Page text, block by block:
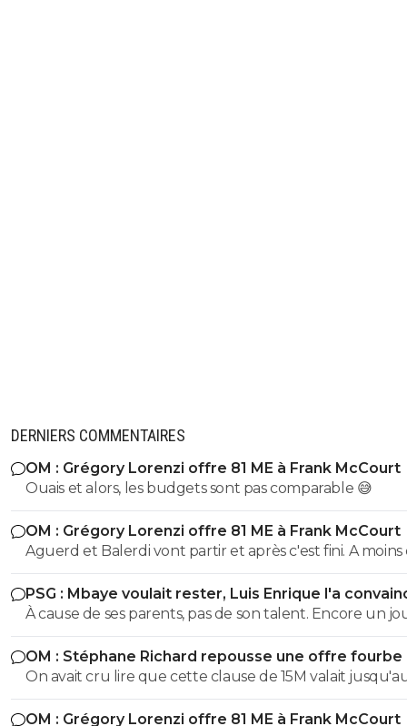
DERNIERS COMMENTAIRES
OM : Grégory Lorenzi offre 81 ME à Frank McCourt
Ouais et alors, les budgets sont pas comparable 😅
OM : Grégory Lorenzi offre 81 ME à Frank McCourt
Aguerd et Balerdi vont partir et après c'est fini. A moins d'une
offre irrefusable. Avec ça on va arriver a a peu près a
avec les salaires économisés
PSG : Mbaye voulait rester, Luis Enrique l'a
À cause de ses parents, pas de son talent. Encore un
avec entourage nocif.
OM : Stéphane Richard repousse une offre fourbe
Aguerd
On avait cru lire que cette clause de 15M valait
juillet. ?
OM : Grégory Lorenzi offre 81 ME à Frank McCourt